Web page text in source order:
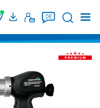
DE Suche